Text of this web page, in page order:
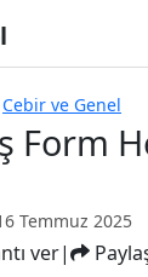
Cebir ve Genel
Temmuz 2025
ver|